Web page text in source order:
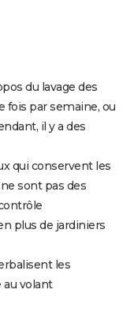
du lavage des
fois par semaine, ou
il y a des
qui conservent les
sont pas des
plus de jardiniers
les
volant